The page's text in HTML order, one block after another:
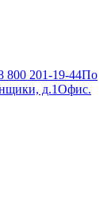
800 201-19-44По
д.1Офис.